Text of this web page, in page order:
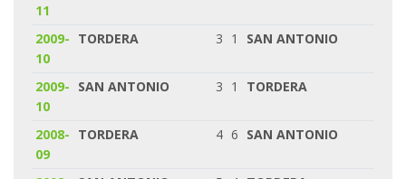
11
2009-
10
TORDERA 3 1 SAN ANTONIO
2009-
10
SAN ANTONIO 3 1 TORDERA
2008-
09
TORDERA 4 6 SAN ANTONIO